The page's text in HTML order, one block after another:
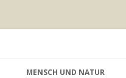
MENSCH UND NATUR